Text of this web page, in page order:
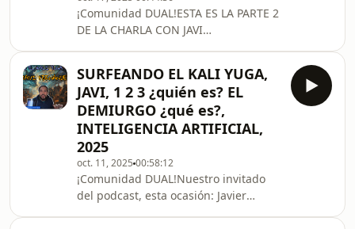
espera. Emocionante y un tanto
desconcertante sí; pero
¡Comunidad DUAL!ESTA ES LA PARTE 2
DE LA CHARLA CON JAVI
Fernández, Doctor en Bellas Artes
(Cum Laude por unanimidad en
Investigación y creación en arte).
Profesor de arte y música.
Investigador en sanación holística,
terapia transpersonal, tradiciones
espirituales ancestrales,
musicoterapia, mitología, historia y
psicología.En esta ocasi
SURFEANDO EL KALI YUGA,
JAVI, 1 2 3 ¿quién es? EL
DEMIURGO ¿qué es?,
INTELIGENCIA ARTIFICIAL,
2025
oct. 11, 2025 00:58:12
¡Comunidad DUAL!Nuestro invitado
del podcast, esta ocasión: Javier